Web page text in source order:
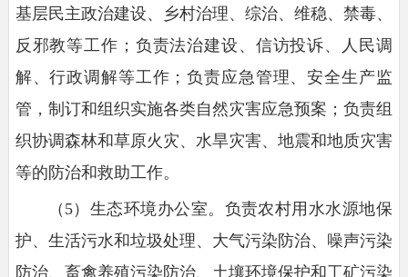
基层民主政治建设、乡村治理、综治、维稳、禁毒、
反邪教等工作；负责法治建设、信访投诉、人民调
解、行政调解等工作；负责应急管理、安全生产监
管，制订和组织实施各类自然灾害应急预案；负责组
织协调森林和草原火灾、水旱灾害、地震和地质灾害
等的防治和救助工作。
（5）生态环境办公室。负责农村用水水源地保
护、生活污水和垃圾处理、大气污染防治、噪声污染
防治、畜禽养殖污染防治、土壤环境保护和工矿污染